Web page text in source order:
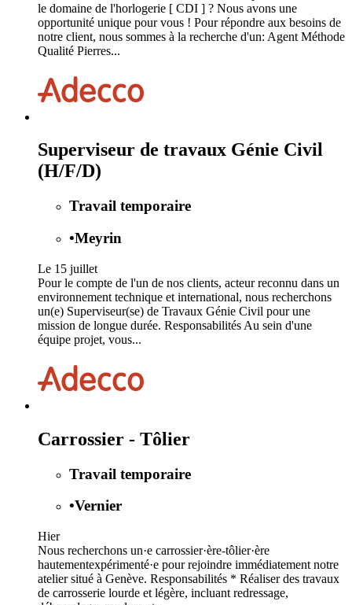
le domaine de l'horlogerie [ CDI ] ? Nous avons une
opportunité unique pour vous ! Pour répondre aux besoins de
notre client, nous sommes à la recherche d'un: Agent Méthode
Qualité Pierres...
Superviseur de travaux Génie Civil
(H/F/D)
Travail temporaire
•Meyrin
Le 15 juillet
Pour le compte de l'un de nos clients, acteur reconnu dans un
environnement technique et international, nous recherchons
un(e) Superviseur(se) de Travaux Génie Civil pour une
mission de longue durée. Responsabilités Au sein d'une
équipe projet, vous...
Carrossier - Tôlier
Travail temporaire
•Vernier
Hier
Nous recherchons un·e carrossier·ère-tôlier·ère
hautementexpérimenté·e pour rejoindre immédiatement notre
atelier situé à Genève. Responsabilités * Réaliser des travaux
de carrosserie lourde et légère, incluant redressage,